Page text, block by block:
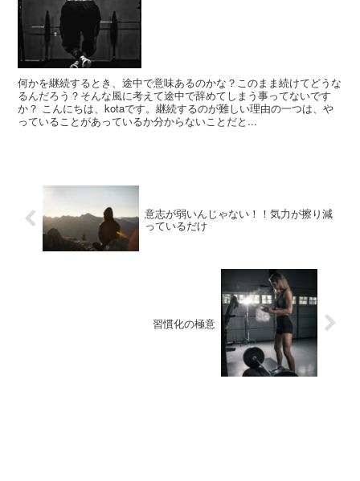
何かを継続するとき、途中で意味あるのかな？このまま続けてどうな
るんだろう？そんな風に考えて途中で辞めてしまう事ってないです
か？ こんにちは、kotaです。継続するのが難しい理由の一つは、や
っていることがあっているか分からないことだと...
意志が弱いんじゃない！！気力が擦り減
っているだけ
習慣化の極意